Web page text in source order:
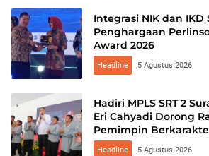
Integrasi NIK dan
Penghargaan
Award 2026
Headline 5 Agustus 2026
Hadiri MPLS SRT 2
Eri Cahyadi Dorong
Pemimpin
Headline 5 Agustus 2026